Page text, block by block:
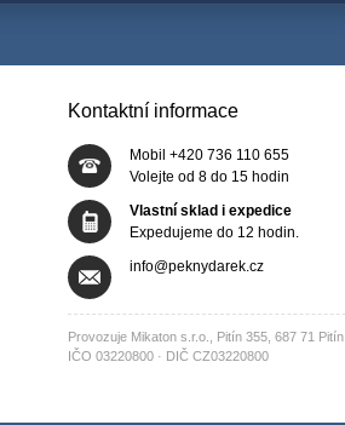
Kontaktní informace
Mobil +420 736 110 655
Volejte od 8 do 15 hodin
Vlastní sklad i expedice
Expedujeme do 12 hodin.
info@peknydarek.cz
Provozuje Mikaton s.r.o., Pitín 355, 687 71 Pitín
IČO 03220800 · DIČ CZ03220800